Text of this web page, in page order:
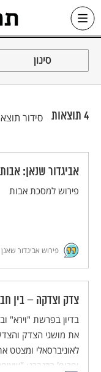
Skip
כל האתר
סינון
4 תוצאות סידור
אביגדור שנאן:
פירוש למסכת אבות
פירוש אביגדור שאנן
צדק וצדקה – בין
בדיון בפרשת "וירא"
את מושגי הצדק
לאוניברסאלי ומצטט
ופרופ' רוזנברג: